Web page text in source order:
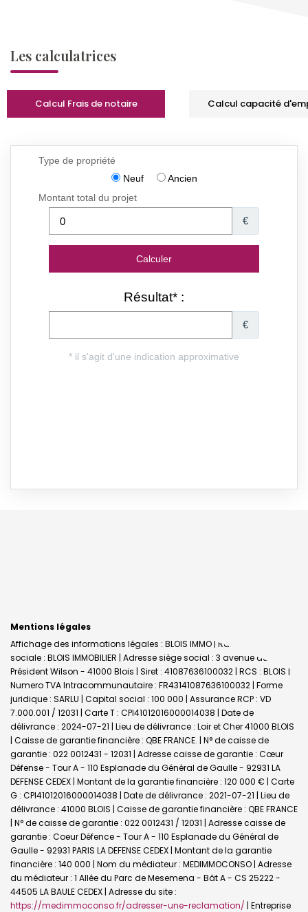
Les calculatrices
Calcul Frais de notaire Calcul capacité
Mentions légales
Affichage des informations légales : BLOIS IMMO | Raison
sociale : BLOIS IMMOBILIER | Adresse siège social : 3 avenue du
Président Wilson - 41000 Blois | Siret : 41087636100032 | RCS : BLOIS |
Numero TVA Intracommunautaire : FR43141087636100032 | Forme
juridique : SARLU | Capital social : 100 000 | Assurance RCP : VD
7.000.001 / 12031 | Carte T : CPI41012016000014038 | Date de
délivrance : 2024-07-21 | Lieu de délivrance : Loir et Cher 41000 BLOIS
| Caisse de garantie financière : QBE FRANCE. | N° de caisse de
garantie : 022 0012431 - 12031 | Adresse caisse de garantie : Cœur
Défense - Tour A - 110 Esplanade du Général de Gaulle - 92931 LA
DEFENSE CEDEX | Montant de la garantie financière : 120 000 € | Carte
G : CPI41012016000014038 | Date de délivrance : 2021-07-21 | Lieu de
délivrance : 41000 BLOIS | Caisse de garantie financière : QBE FRANCE
| N° de caisse de garantie : 022 0012431 / 12031 | Adresse caisse de
garantie : Coeur Défence - Tour A - 110 Esplanade du Général de
Gaulle - 92931 PARIS LA DEFENSE CEDEX | Montant de la garantie
financière : 140 000 | Nom du médiateur : MEDIMMOCONSO | Adresse
du médiateur : 1 Allée du Parc de Mesemena - Bât A - CS 25222 -
44505 LA BAULE CEDEX | Adresse du site :
https://medimmoconso.fr/adresser-une-reclamation/ | Entreprise